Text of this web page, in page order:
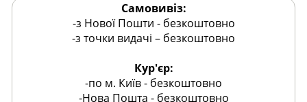
Самовивіз:
-з Нової Пошти - безкоштовно
-з точки видачі – безкоштовно
Кур'єр:
-по м. Київ - безкоштовно
-Нова Пошта - безкоштовно